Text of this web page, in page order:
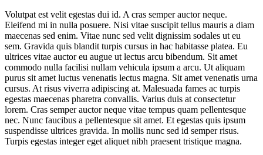
Volutpat est velit egestas dui id. A cras semper auctor neque.
Eleifend mi in nulla posuere. Nisi vitae suscipit tellus mauris a diam
maecenas sed enim. Vitae nunc sed velit dignissim sodales ut eu
sem. Gravida quis blandit turpis cursus in hac habitasse platea. Eu
ultrices vitae auctor eu augue ut lectus arcu bibendum. Sit amet
commodo nulla facilisi nullam vehicula ipsum a arcu. Ut aliquam
purus sit amet luctus venenatis lectus magna. Sit amet venenatis urna
cursus. At risus viverra adipiscing at. Malesuada fames ac turpis
egestas maecenas pharetra convallis. Varius duis at consectetur
lorem. Cras semper auctor neque vitae tempus quam pellentesque
nec. Nunc faucibus a pellentesque sit amet. Et egestas quis ipsum
suspendisse ultrices gravida. In mollis nunc sed id semper risus.
Turpis egestas integer eget aliquet nibh praesent tristique magna.